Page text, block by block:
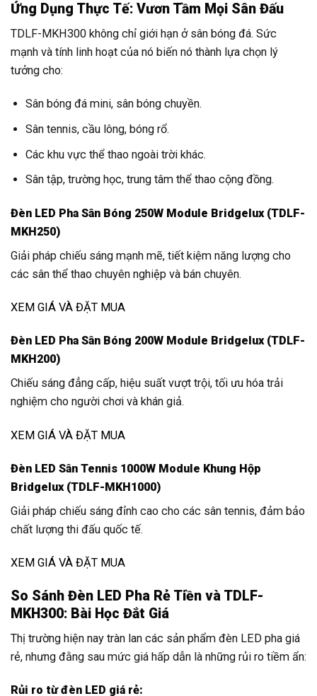
Ứng Dụng Thực Tế: Vươn Tầm Mọi Sân Đấu
TDLF-MKH300 không chỉ giới hạn ở sân bóng đá. Sức
mạnh và tính linh hoạt của nó biến nó thành lựa chọn lý
tưởng cho:
Sân bóng đá mini, sân bóng chuyền.
Sân tennis, cầu lông, bóng rổ.
Các khu vực thể thao ngoài trời khác.
Sân tập, trường học, trung tâm thể thao cộng đồng.
Đèn LED Pha Sân Bóng 250W Module Bridgelux (TDLF-
MKH250)
Giải pháp chiếu sáng mạnh mẽ, tiết kiệm năng lượng cho
các sân thể thao chuyên nghiệp và bán chuyên.
XEM GIÁ VÀ ĐẶT MUA
Đèn LED Pha Sân Bóng 200W Module Bridgelux (TDLF-
MKH200)
Chiếu sáng đẳng cấp, hiệu suất vượt trội, tối ưu hóa trải
nghiệm cho người chơi và khán giả.
XEM GIÁ VÀ ĐẶT MUA
Đèn LED Sân Tennis 1000W Module Khung Hộp
Bridgelux (TDLF-MKH1000)
Giải pháp chiếu sáng đỉnh cao cho các sân tennis, đảm bảo
chất lượng thi đấu quốc tế.
XEM GIÁ VÀ ĐẶT MUA
So Sánh Đèn LED Pha Rẻ Tiền và TDLF-
MKH300: Bài Học Đắt Giá
Thị trường hiện nay tràn lan các sản phẩm đèn LED pha giá
rẻ, nhưng đằng sau mức giá hấp dẫn là những rủi ro tiềm ẩn:
Rủi ro từ đèn LED giá rẻ: